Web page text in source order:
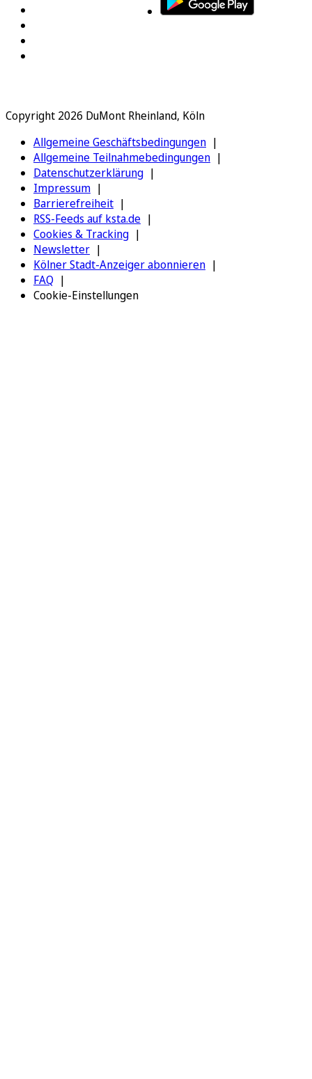
Copyright 2026 DuMont Rheinland, Köln
Allgemeine Geschäftsbedingungen
Allgemeine Teilnahmebedingungen
Datenschutzerklärung
Impressum
Barrierefreiheit
RSS-Feeds auf ksta.de
Cookies & Tracking
Newsletter
Kölner Stadt-Anzeiger abonnieren
FAQ
Cookie-Einstellungen